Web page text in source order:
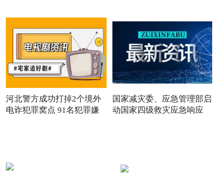
河北警方成功打掉2个境外
电诈犯罪窝点 91名犯罪嫌
国家减灾委、应急管理部启
动国家四级救灾应急响应